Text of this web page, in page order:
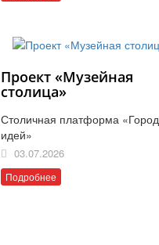
Проект «Музейная
столица»
Столичная платформа «Город
идей»
03.07.2026
Подробнее